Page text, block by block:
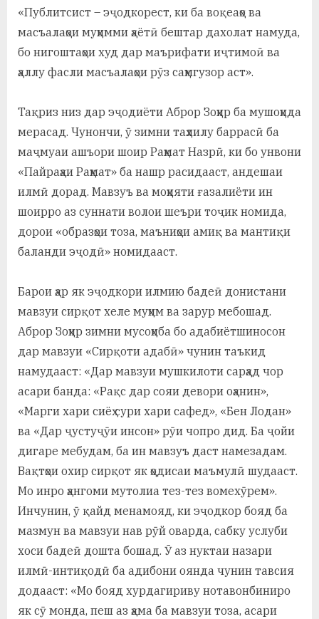
«Публитсист – эҷодкорест, ки ба воқеаҳо ва
масъалаҳои муҳимми ҳаётӣ бештар дахолат намуда,
бо нигоштаҳои худ дар маърифати иҷтимоӣ ва
ҳаллу фасли масъалаҳои рӯз саҳмгузор аст».
Тақриз низ дар эҷодиёти Аброр Зоҳир ба мушоҳида
мерасад. Чунончи, ӯ зимни таҳлилу баррасӣ ба
маҷмуаи ашъори шоир Раҳмат Назрӣ, ки бо унвони
«Пайраҳаи Раҳмат» ба нашр расидааст, андешаи
илмӣ дорад. Мавзуъ ва моҳияти ғазалиёти ин
шоирро аз суннати волои шеъри тоҷик номида,
дорои «образҳои тоза, маъниҳои амиқ ва мантиқи
баланди эҷодӣ» номидааст.
Барои ҳар як эҷодкори илмию бадеӣ донистани
мавзуи сирқот хеле муҳим ва зарур мебошад.
Аброр Зоҳир зимни мусоҳиба бо адабиётшиносон
дар мавзуи «Сирқоти адабӣ» чунин таъкид
намудааст: «Дар мавзуи мушкилоти сарҳад чор
асари банда: «Рақс дар сояи девори оҳанин»,
«Марги хари сиёҳ сури хари сафед», «Бен Лодан»
ва «Дар ҷустуҷӯи инсон» рӯи чопро дид. Ба ҷойи
дигаре мебудам, ба ин мавзуъ даст намезадам.
Вақтҳои охир сирқот як ҳодисаи маъмулӣ шудааст.
Мо инро ҳангоми мутолиа тез-тез вомехӯрем».
Инчунин, ӯ қайд менамояд, ки эҷодкор бояд ба
мазмун ва мавзуи нав рӯй оварда, сабку услуби
хоси бадеӣ дошта бошад. Ӯ аз нуктаи назари
илмӣ-интиқодӣ ба адибони оянда чунин тавсия
додааст: «Мо бояд хурдагириву нотавонбиниро
як сӯ монда, пеш аз ҳама ба мавзуи тоза, асари